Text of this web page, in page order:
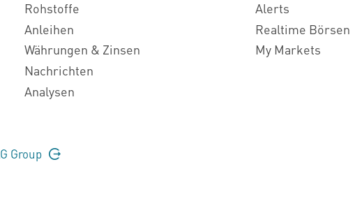
Rohstoffe
Anleihen
Währungen & Zinsen
Nachrichten
Analysen
Alerts
Realtime Börsen
My Markets
Group